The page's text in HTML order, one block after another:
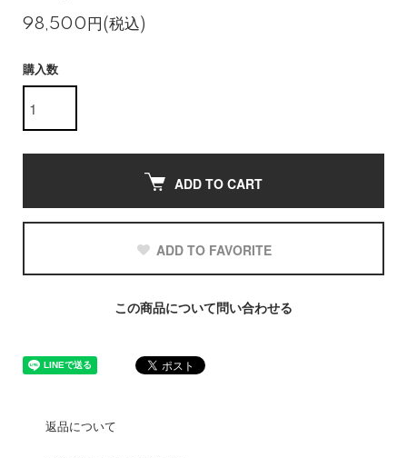
98,500円(税込)
購入数
ADD TO CART
ADD TO FAVORITE
この商品について問い合わせる
返品について